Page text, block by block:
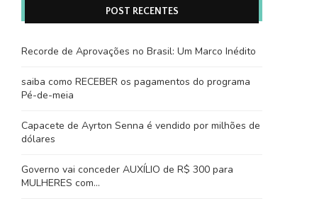
POST RECENTES
Recorde de Aprovações no Brasil: Um Marco Inédito
saiba como RECEBER os pagamentos do programa
Pé-de-meia
Capacete de Ayrton Senna é vendido por milhões de
dólares
Governo vai conceder AUXÍLIO de R$ 300 para
MULHERES com…